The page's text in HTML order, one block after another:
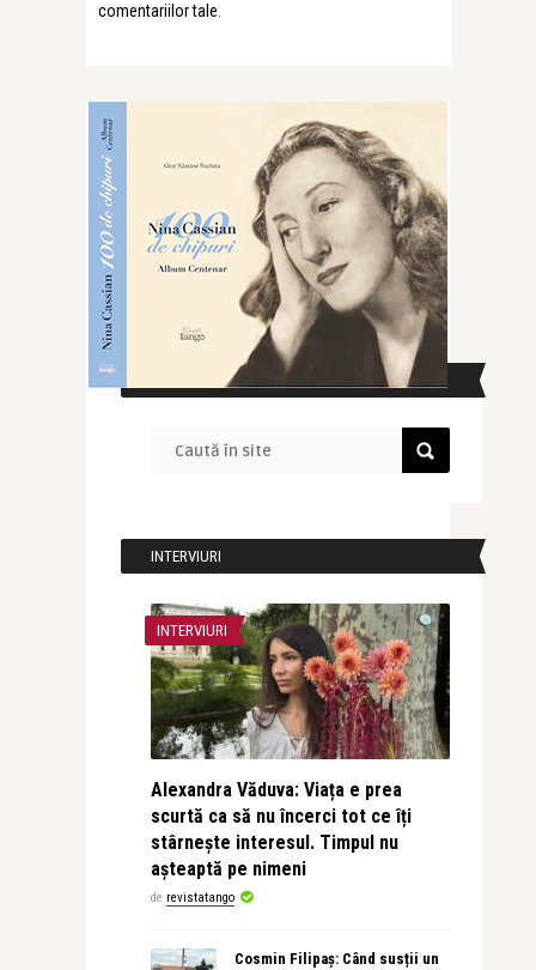
comentariilor tale
CAUTĂ ÎN SITE
INTERVIURI
INTERVIURI
Alexandra Văduva: Viața e prea
scurtă ca să nu încerci tot ce îți
stârnește interesul. Timpul nu
așteaptă pe nimeni
de revistatango
Cosmin Filipaș: Când susții un